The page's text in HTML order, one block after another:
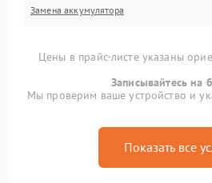
Замена аккумулятора
Цены в прайс-листе указаны
Записывайтесь на
Мы проверим ваше устройство и
Показать все